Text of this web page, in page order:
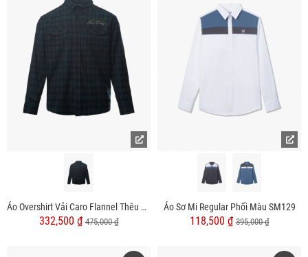
Áo Overshirt Vải Caro Flannel Thêu Heritage Form Loose SM166
332,500 ₫475,000 ₫
Áo Sơ Mi Regular Phối Màu SM129
118,500 ₫395,000 ₫